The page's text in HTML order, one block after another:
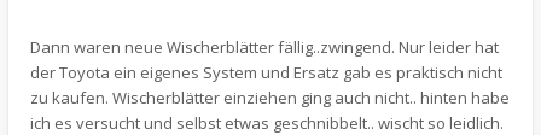
Dann waren neue Wischerblätter fällig..zwingend. Nur leider hat
der Toyota ein eigenes System und Ersatz gab es praktisch nicht
zu kaufen. Wischerblätter einziehen ging auch nicht.. hinten habe
ich es versucht und selbst etwas geschnibbelt.. wischt so leidlich.